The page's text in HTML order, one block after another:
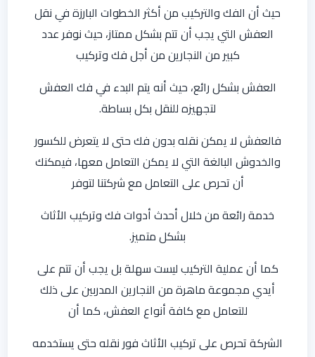
حيث أن الفك والتركيب من أكثر الخطوات البارزة في نقل
العفش التي يجب أن تتم بشكل ممتاز، حيث نوفر عدد
كبير من النجارين من أجل فك وتركيب
العفش بشكل رائع، حيث أنه يتم البدء في فك العفش
لتجهيزه للنقل بكل بساطة.
فالعفش لا يمكن نقله بدون فك حتى لا يتعرض للكسور
والخدوش البالغة التي لا يمكن التعامل معها، فيمكنك
أن تحرص على التعامل مع شركتنا لتوفر
خدمة رائعة من خلال أحدث أدوات فك وتركيب الأثاث
بشكل متميز.
كما أن عملية التركيب ليست سهلة بل يجب أن تتم على
أيدي مجموعة ماهرة من النجارين المدربين على ذلك
للتعامل مع كافة أنواع العفش، كما أن
الشركة تحرص على تركيب الأثاث فور نقله حتى يستخدمه